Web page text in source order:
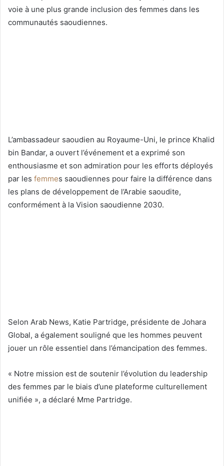
voie à une plus grande inclusion des femmes dans les
communautés saoudiennes.
L’ambassadeur saoudien au Royaume-Uni, le prince Khalid
bin Bandar, a ouvert l’événement et a exprimé son
enthousiasme et son admiration pour les efforts déployés
par les femmes saoudiennes pour faire la différence dans
les plans de développement de l’Arabie saoudite,
conformément à la Vision saoudienne 2030.
Selon Arab News, Katie Partridge, présidente de Johara
Global, a également souligné que les hommes peuvent
jouer un rôle essentiel dans l’émancipation des femmes.
« Notre mission est de soutenir l’évolution du leadership
des femmes par le biais d’une plateforme culturellement
unifiée », a déclaré Mme Partridge.